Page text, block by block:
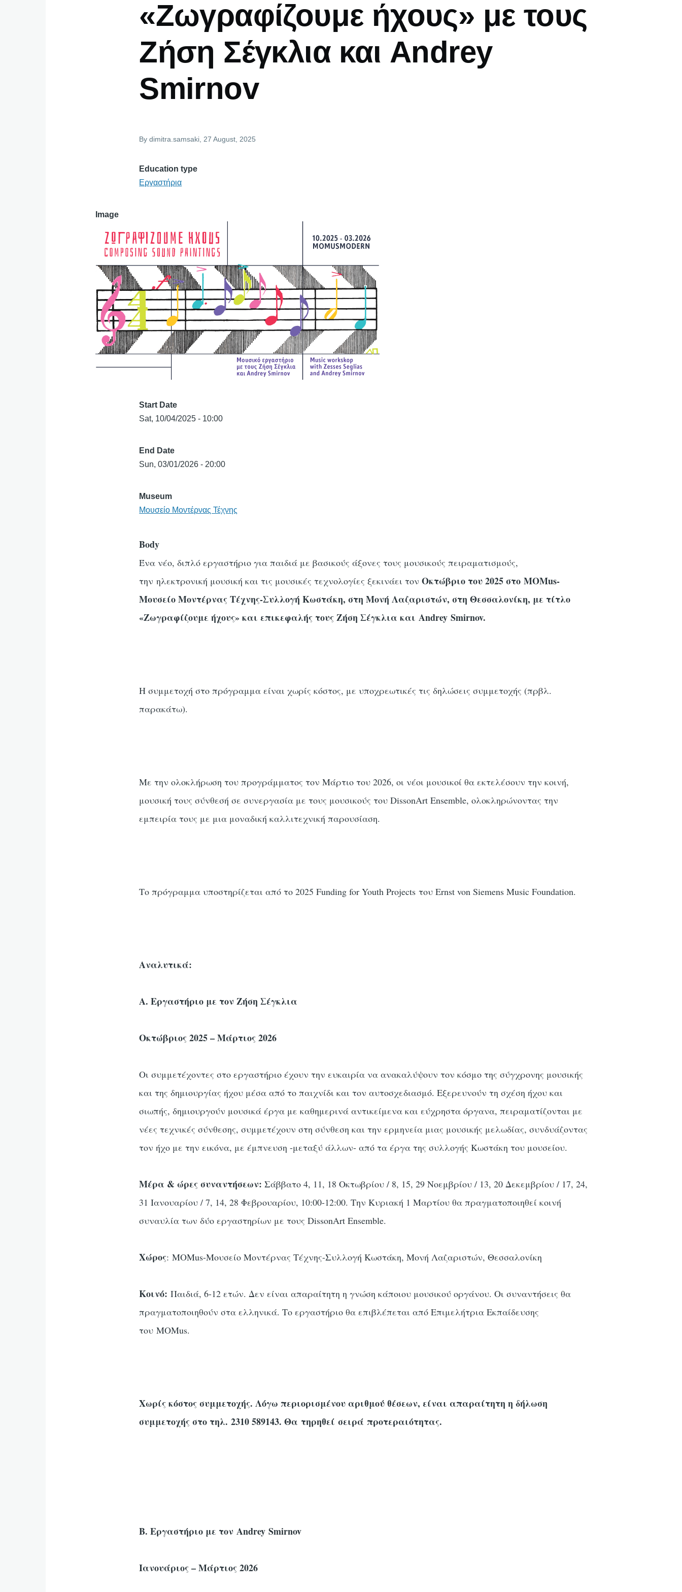
«Ζωγραφίζουμε ήχους» με τους
Ζήση Σέγκλια και Andrey
Smirnov
Bydimitra.samsaki , 27 August, 2025
Education type
Εργαστήρια
Image
Start Date
Sat, 10/04/2025 - 10:00
End Date
Sun, 03/01/2026 - 20:00
Museum
Μουσείο Μοντέρνας Τέχνης
Body
Ένα νέο, διπλό εργαστήριο για παιδιά με βασικούς άξονες τους μουσικούς πειραματισμούς,
την ηλεκτρονική μουσική και τις μουσικές τεχνολογίες ξεκινάει τονΟκτώβριο του 2025 στο MOMus-
Μουσείο Μοντέρνας Τέχνης-Συλλογή Κωστάκη, στη Μονή Λαζαριστών, στη Θεσσαλονίκη, με τίτλο
«Ζωγραφίζουμε ήχους» και επικεφαλής τους Ζήση Σέγκλια και Andrey Smirnov.
Η συμμετοχή στο πρόγραμμα είναι χωρίς κόστος, με υποχρεωτικές τις δηλώσεις συμμετοχής (πρβλ.
παρακάτω).
Με την ολοκλήρωση του προγράμματος τον Μάρτιο του 2026, οι νέοι μουσικοί θα εκτελέσουν την κοινή,
μουσική τους σύνθεσή σε συνεργασία με τους μουσικούς του DissonArt Ensemble, ολοκληρώνοντας την
εμπειρία τους με μια μοναδική καλλιτεχνική παρουσίαση.
Το πρόγραμμα υποστηρίζεται από το 2025 Funding for Youth Projects του Ernst von Siemens Music Foundation.
Αναλυτικά:
Α. Εργαστήριο με τον Ζήση Σέγκλια
Οκτώβριος 2025 – Μάρτιος 2026
Οι συμμετέχοντες στο εργαστήριο έχουν την ευκαιρία να ανακαλύψουν τον κόσμο της σύγχρονης μουσικής
και της δημιουργίας ήχου μέσα από το παιχνίδι και τον αυτοσχεδιασμό. Εξερευνούν τη σχέση ήχου και
σιωπής, δημιουργούν μουσικά έργα με καθημερινά αντικείμενα και εύχρηστα όργανα, πειραματίζονται με
νέες τεχνικές σύνθεσης, συμμετέχουν στη σύνθεση και την ερμηνεία μιας μουσικής μελωδίας, συνδυάζοντας
τον ήχο με την εικόνα, με έμπνευση -μεταξύ άλλων- από τα έργα της συλλογής Κωστάκη του μουσείου.
Μέρα & ώρες συναντήσεων: Σάββατο 4, 11, 18 Οκτωβρίου / 8, 15, 29 Νοεμβρίου / 13, 20 Δεκεμβρίου / 17, 24,
31 Ιανουαρίου / 7, 14, 28 Φεβρουαρίου, 10:00-12:00. Την Κυριακή 1 Μαρτίου θα πραγματοποιηθεί κοινή
συναυλία των δύο εργαστηρίων με τους DissonArt Ensemble.
Χώρος: MOMus-Μουσείο Μοντέρνας Τέχνης-Συλλογή Κωστάκη, Μονή Λαζαριστών, Θεσσαλονίκη
Κοινό:Παιδιά, 6-12 ετών. Δεν είναι απαραίτητη η γνώση κάποιου μουσικού οργάνου. Οι συναντήσεις θα
πραγματοποιηθούν στα ελληνικά. Το εργαστήριο θα επιβλέπεται από Επιμελήτρια Εκπαίδευσης
του MOMus.
Χωρίς κόστος συμμετοχής. Λόγω περιορισμένου αριθμού θέσεων, είναι απαραίτητη η δήλωση
συμμετοχής στο τηλ. 2310 589143. Θα τηρηθεί σειρά προτεραιότητας.
Β. Εργαστήριο με τον Andrey Smirnov
Ιανουάριος – Μάρτιος 2026